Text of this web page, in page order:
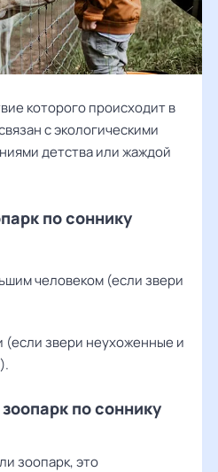
которого происходит в
с экологическими
детства или жаждой
по соннику
человеком (если звери
(если звери неухоженные и
по соннику
зоопарк, это